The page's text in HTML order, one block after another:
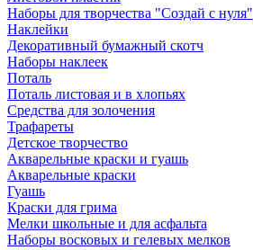
Наборы для творчества "Создай с нуля"
Наклейки
Декоративный бумажный скотч
Наборы наклеек
Поталь
Поталь листовая и в хлопьях
Средства для золочения
Трафареты
Детское творчество
Акварельные краски и гуашь
Акварельные краски
Гуашь
Краски для грима
Мелки школьные и для асфальта
Наборы восковых и гелевых мелков